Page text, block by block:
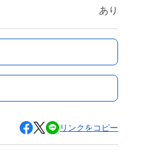
あり
リンクをコピー